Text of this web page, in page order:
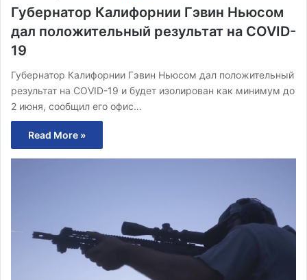
Губернатор Калифорнии Гэвин Ньюсом
дал положительный результат на COVID-
19
Губернатор Калифорнии Гэвин Ньюсом дал положительный
результат на COVID-19 и будет изолирован как минимум до
2 июня, сообщил его офис…
Read More »